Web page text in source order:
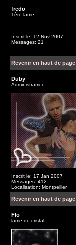
fredo
1ère lame
Inscrit le: 12 Nov 2007
Messages: 21
Revenir en haut de page
Duby
Administratrice
Inscrit le: 17 Jan 2007
Messages: 412
Localisation: Montpellier
Revenir en haut de page
Flo
lame de cristal